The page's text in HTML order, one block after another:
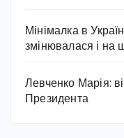
Мінімалка в
змінювалася і на
Левченко Марія:
Президента